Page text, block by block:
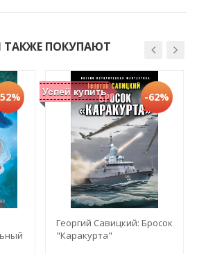
ПОКУПАЮТ
Успей купить -62%
Георгий Савицкий: Бросок
"Каракурта"